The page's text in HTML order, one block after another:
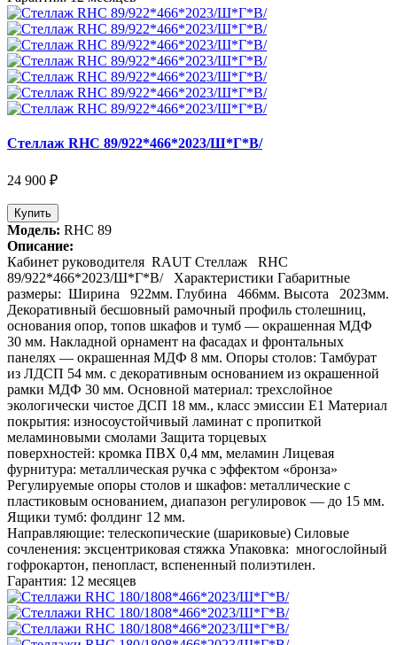
Стеллаж RHC 89/922*466*2023/Ш*Г*В/
24 900 ₽
Купить
Модель: RHC 89
Описание:
Кабинет руководителя RAUT Стеллаж RHC
89/922*466*2023/Ш*Г*В/ Характеристики Габаритные
размеры: Ширина 922мм. Глубина 466мм. Высота 2023мм.
Декоративный бесшовный рамочный профиль столешниц,
основания опор, топов шкафов и тумб — окрашенная МДФ
30 мм. Накладной орнамент на фасадах и фронтальных
панелях — окрашенная МДФ 8 мм. Опоры столов: Тамбурат
из ЛДСП 54 мм. с декоративным основанием из окрашенной
рамки МДФ 30 мм. Основной материал: трехслойное
экологически чистое ДСП 18 мм., класс эмиссии Е1 Материал
покрытия: износоустойчивый ламинат с пропиткой
меламиновыми смолами Защита торцевых
поверхностей: кромка ПВХ 0,4 мм, меламин Лицевая
фурнитура: металлическая ручка с эффектом «бронза»
Регулируемые опоры столов и шкафов: металлические с
пластиковым основанием, диапазон регулировок — до 15 мм.
Ящики тумб: фолдинг 12 мм.
Направляющие: телескопические (шариковые) Силовые
сочленения: эксцентриковая стяжка Упаковка: многослойный
гофрокартон, пенопласт, вспененный полиэтилен.
Гарантия: 12 месяцев